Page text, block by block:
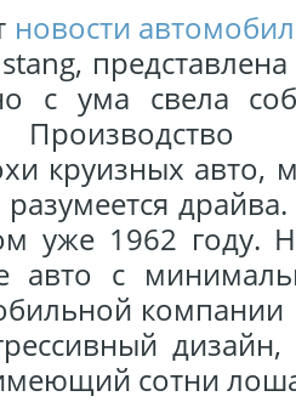
новости
с ума свела
Производство
круизных
разумеется
уже 1962 году.
авто с
компании
сотни